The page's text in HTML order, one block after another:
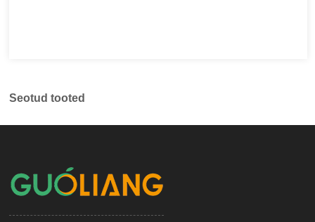
Seotud tooted